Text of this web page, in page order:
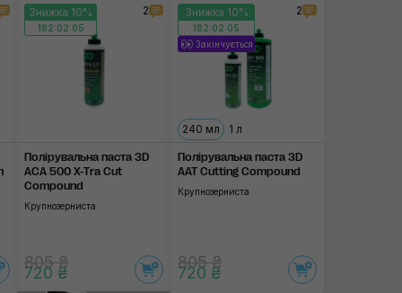
Для стекол
Застосувати
Знижка 10%
182:02:04
2
Полірувальна паста 3D
ACA 500 X-Tra Cut
Compound
Крупнозерниста
805 ₴
720 ₴
Знижка 10%
182:02:04
Закінчується
2
240 мл 1 л
Полірувальна паста 3D
AAT Cutting Compound
Крупнозерниста
805 ₴
720 ₴